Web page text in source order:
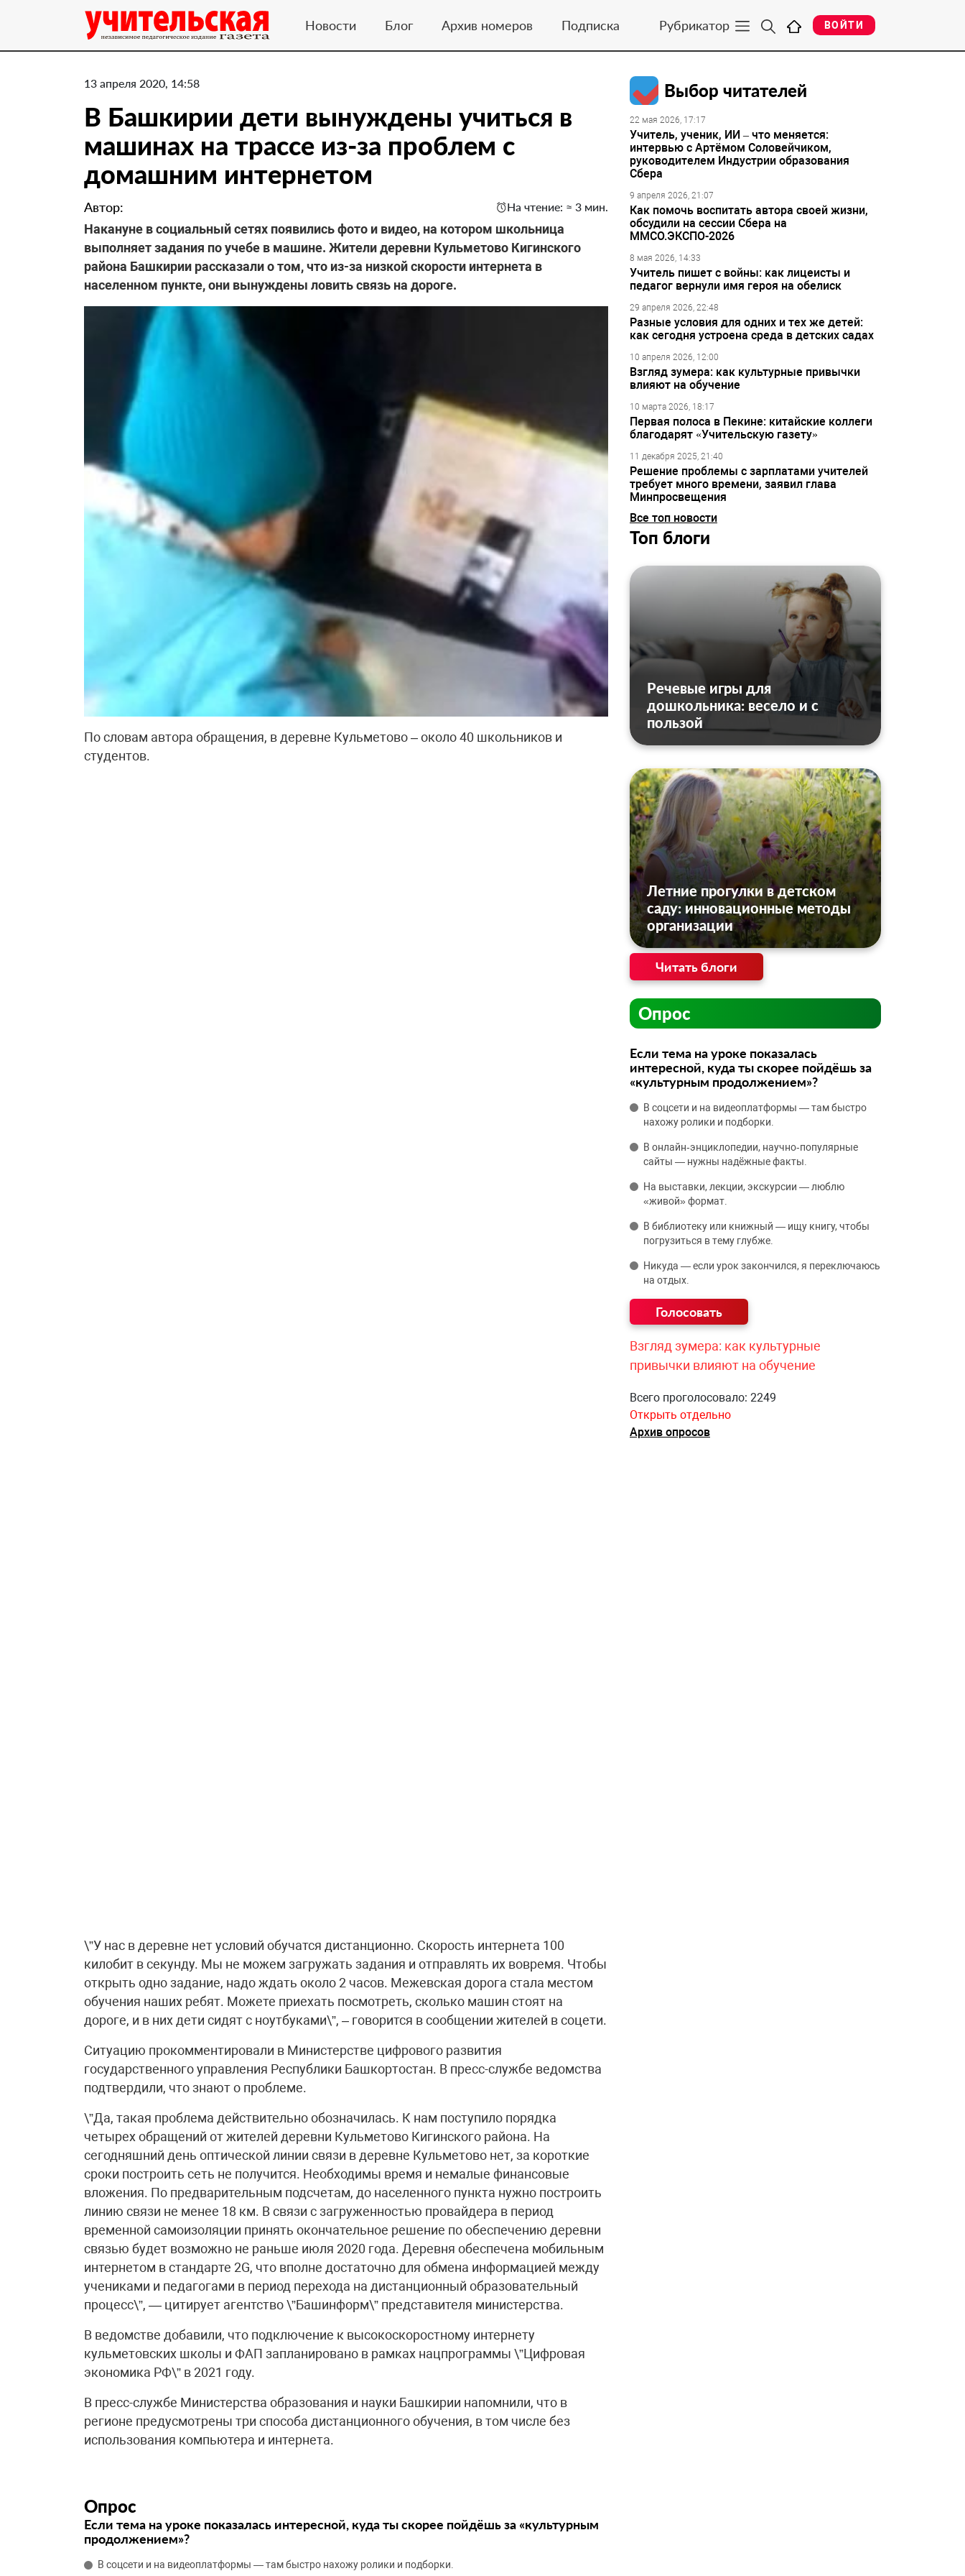
Новости Блог Архив номеров Подписка Рубрикатор ВОЙТИ
13 апреля 2020, 14:58
В Башкирии дети вынуждены учиться в
машинах на трассе из-за проблем с
домашним интернетом
Автор: На чтение: ≈ 3 мин.
Накануне в социальный сетях появились фото и видео, на котором школьница
выполняет задания по учебе в машине. Жители деревни Кульметово Кигинского
района Башкирии рассказали о том, что из-за низкой скорости интернета в
населенном пункте, они вынуждены ловить связь на дороге.
По словам автора обращения, в деревне Кульметово – около 40 школьников и
студентов.
\”У нас в деревне нет условий обучатся дистанционно. Скорость интернета 100
килобит в секунду. Мы не можем загружать задания и отправлять их вовремя. Чтобы
открыть одно задание, надо ждать около 2 часов. Межевская дорога стала местом
обучения наших ребят. Можете приехать посмотреть, сколько машин стоят на
дороге, и в них дети сидят с ноутбуками\”, – говорится в сообщении жителей в соцети.
Ситуацию прокомментировали в Министерстве цифрового развития
государственного управления Республики Башкортостан. В пресс-службе ведомства
подтвердили, что знают о проблеме.
\”Да, такая проблема действительно обозначилась. К нам поступило порядка
четырех обращений от жителей деревни Кульметово Кигинского района. На
сегодняшний день оптической линии связи в деревне Кульметово нет, за короткие
сроки построить сеть не получится. Необходимы время и немалые финансовые
вложения. По предварительным подсчетам, до населенного пункта нужно построить
линию связи не менее 18 км. В связи с загруженностью провайдера в период
временной самоизоляции принять окончательное решение по обеспечению деревни
связью будет возможно не раньше июля 2020 года. Деревня обеспечена мобильным
интернетом в стандарте 2G, что вполне достаточно для обмена информацией между
учениками и педагогами в период перехода на дистанционный образовательный
процесс\”, — цитирует агентство \”Башинформ\” представителя министерства.
В ведомстве добавили, что подключение к высокоскоростному интернету
кульметовских школы и ФАП запланировано в рамках нацпрограммы \”Цифровая
экономика РФ\” в 2021 году.
В пресс-службе Министерства образования и науки Башкирии напомнили, что в
регионе предусмотрены три способа дистанционного обучения, в том числе без
использования компьютера и интернета.
Опрос
Если тема на уроке показалась интересной, куда ты скорее пойдёшь за «культурным
продолжением»?
В соцсети и на видеоплатформы — там быстро нахожу ролики и подборки.
Выбор читателей
22 мая 2026, 17:17
Учитель, ученик, ИИ – что меняется:
интервью с Артёмом Соловейчиком,
руководителем Индустрии образования
Сбера
9 апреля 2026, 21:07
Как помочь воспитать автора своей жизни,
обсудили на сессии Сбера на
ММСО.ЭКСПО-2026
8 мая 2026, 14:33
Учитель пишет с войны: как лицеисты и
педагог вернули имя героя на обелиск
29 апреля 2026, 22:48
Разные условия для одних и тех же детей:
как сегодня устроена среда в детских садах
10 апреля 2026, 12:00
Взгляд зумера: как культурные привычки
влияют на обучение
10 марта 2026, 18:17
Первая полоса в Пекине: китайские коллеги
благодарят «Учительскую газету»
11 декабря 2025, 21:40
Решение проблемы с зарплатами учителей
требует много времени, заявил глава
Минпросвещения
Все топ новости
Топ блоги
Речевые игры для
дошкольника: весело и с
пользой
Летние прогулки в детском
саду: инновационные методы
организации
Читать блоги
Опрос
Если тема на уроке показалась
интересной, куда ты скорее пойдёшь за
«культурным продолжением»?
В соцсети и на видеоплатформы — там быстро
нахожу ролики и подборки.
В онлайн‑энциклопедии, научно‑популярные
сайты — нужны надёжные факты.
На выставки, лекции, экскурсии — люблю
«живой» формат.
В библиотеку или книжный — ищу книгу, чтобы
погрузиться в тему глубже.
Никуда — если урок закончился, я переключаюсь
на отдых.
Взгляд зумера: как культурные
привычки влияют на обучение
Всего проголосовало: 2249
Открыть отдельно
Архив опросов